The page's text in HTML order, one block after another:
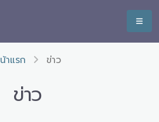
าแรก ข่าว
ข่าว